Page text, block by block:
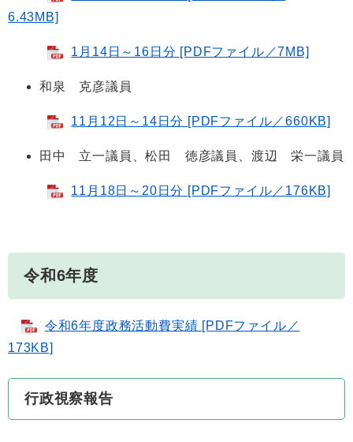
6.43MB]
1月14日～16日分 [PDFファイル／7MB]
和泉 克彦議員
11月12日～14日分 [PDFファイル／660KB]
田中 立一議員、松田 徳彦議員、渡辺 栄一議員
11月18日～20日分 [PDFファイル／176KB]
令和6年度
令和6年度政務活動費実績 [PDFファイル／
173KB]
行政視察報告